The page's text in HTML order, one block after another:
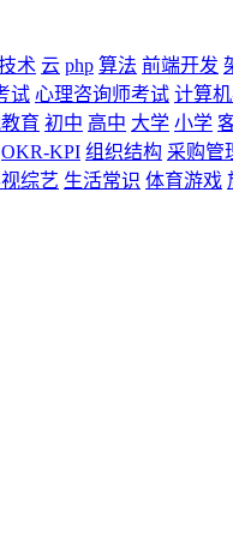
术 云 php 算法 前端开发
试 心理咨询师考试 计算
育 初中 高中 大学 小学
OKR-KPI 组织结构 采购管
综艺 生活常识 体育游戏